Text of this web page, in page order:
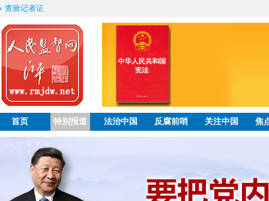
查验记者证
首页 特别报道 法治中国 反腐前哨 关注中国 焦